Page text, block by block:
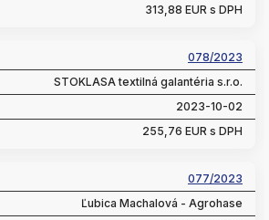
313,88 EUR s DPH
078/2023
STOKLASA textilná galantéria s.r.o.
2023-10-02
255,76 EUR s DPH
077/2023
Ľubica Machalová - Agrohase